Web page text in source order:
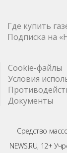
Где купить
Подписка на
Cookie-файлы
Условия
Документы
Средство
NEWS.RU, 12+